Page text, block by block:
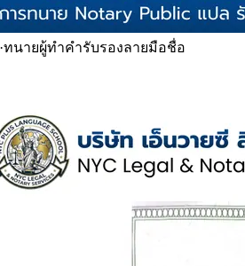
·ทนายผู้ทำคำรับรองลายมือชื่อ